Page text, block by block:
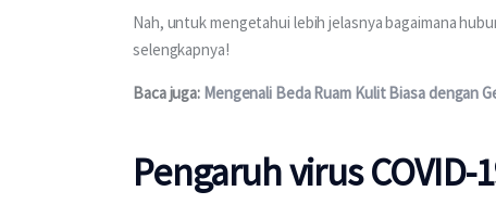
Nah, untuk mengetahui lebih jelasnya bagaimana
selengkapnya!
Baca juga: Mengenali Beda Ruam Kulit Biasa dengan
Pengaruh virus